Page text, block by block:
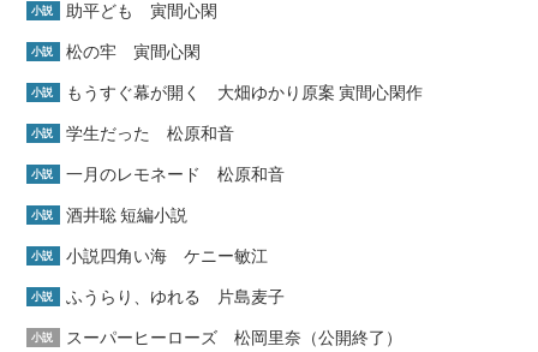
小説 助平ども 寅間心閑
小説 松の牢 寅間心閑
小説 もうすぐ幕が開く 大畑ゆかり原案 寅間心閑作
小説 学生だった 松原和音
小説 一月のレモネード 松原和音
小説 酒井聡 短編小説
小説 小説四角い海 ケニー敏江
小説 ふうらり、ゆれる 片島麦子
小説 スーパーヒーローズ 松岡里奈（公開終了）